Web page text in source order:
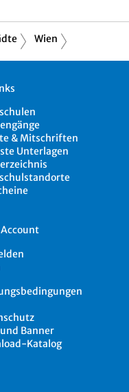
Wien
& Mitschriften
Unterlagen
Banner
Katalog